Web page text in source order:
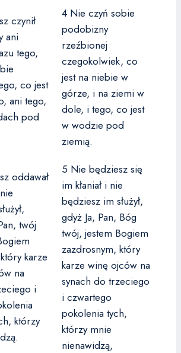
czynił
ani
tego,
co jest
ani tego,
pod
4 Nie czyń sobie
podobizny
rzeźbionej
czegokolwiek, co
jest na niebie w
górze, i na ziemi w
dole, i tego, co jest
w wodzie pod
ziemią.
oddawał
twój
karze
na
i
którzy
5 Nie będziesz się
im kłaniał i nie
będziesz im służył,
gdyż Ja, Pan, Bóg
twój, jestem Bogiem
zazdrosnym, który
karze winę ojców na
synach do trzeciego
i czwartego
pokolenia tych,
którzy mnie
nienawidzą,